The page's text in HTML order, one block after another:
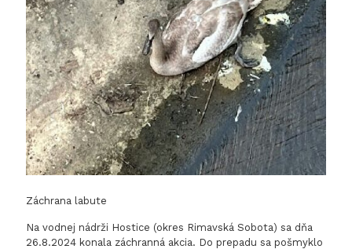
niesli
v
Záchrana labute
Na vodnej nádrži Hostice (okres Rimavská Sobota) sa dňa
26.8.2024 konala záchranná akcia. Do prepadu sa pošmyklo